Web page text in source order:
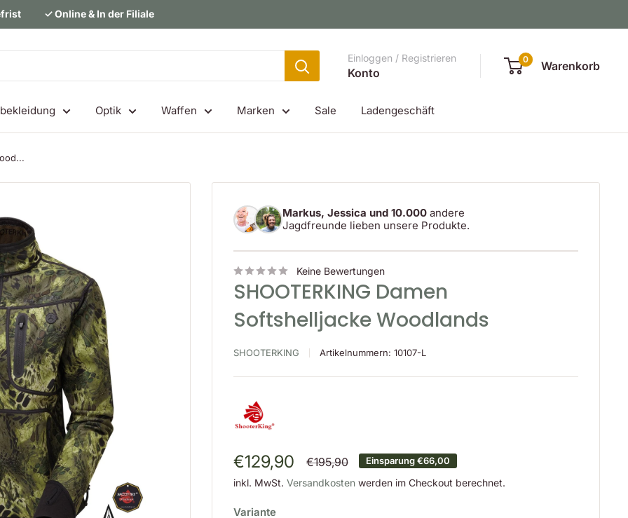
✓ Online & In der Filiale
Einloggen / Registrieren
Konto
0 Warenkorb
Optik Waffen Marken Sale Ladengeschäft
Markus, Jessica und 10.000andere
Jagdfreunde lieben unsere Produkte.
Keine Bewertungen
SHOOTERKING Damen
Softshelljacke Woodlands
SHOOTERKING Artikelnummern:10107-L
Sonderpreis
€129,90 Normalpreis
€195,90 Einsparung€66,00
inkl. MwSt.Versandkosten werden im Checkout berechnet.
Variante